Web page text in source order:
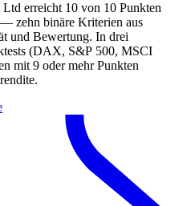
Ltd erreicht 10 von 10 Punkten
zehn binäre Kriterien aus
und Bewertung. In drei
(DAX, S&P 500, MSCI
mit 9 oder mehr Punkten